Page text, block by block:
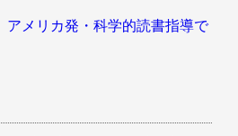
アメリカ発・科学的読書指導で